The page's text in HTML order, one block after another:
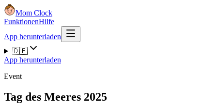
Mom Clock
FunktionenHilfe
App herunterladen
🇩🇪
App herunterladen
Event
Tag des Meeres 2025